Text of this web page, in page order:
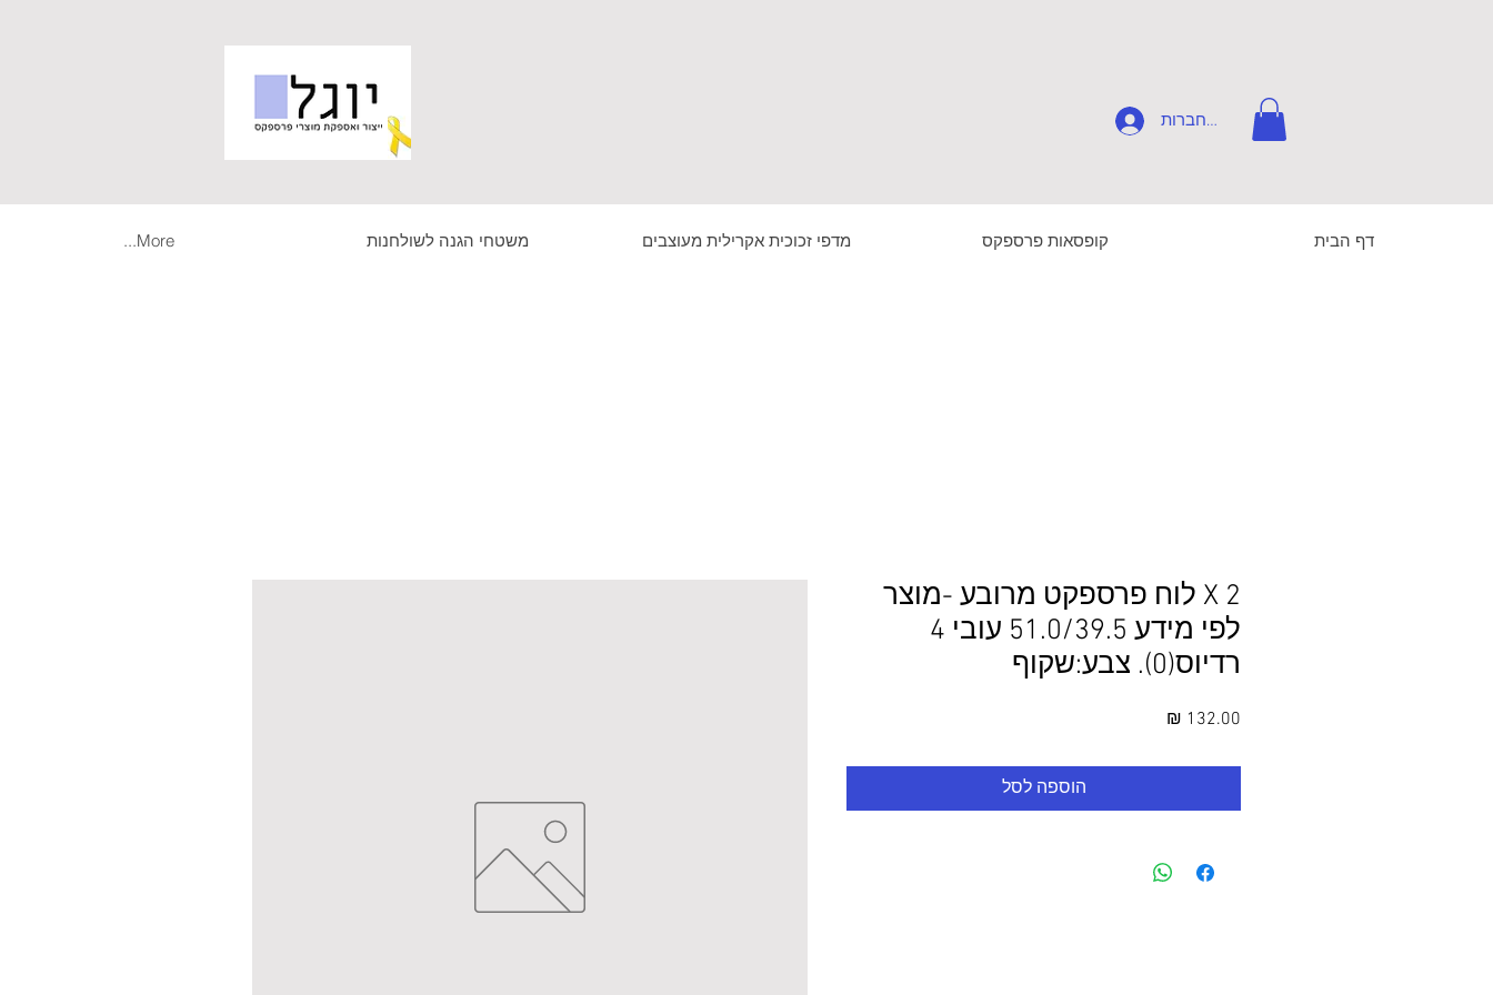
להתחברות
דף הבית קופסאות פרספקס מדפי זכוכית אקרילית מעוצבים משטחי הגנה לשולחנות More...
2 X לוח פרספקט מרובע -מוצר
לפי מידע 51.0/39.5 עובי 4
רדיוס(0). צבע:שקוף
הוספה לסל